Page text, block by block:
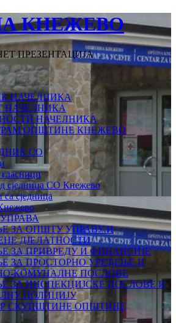
КНЕЖЕВО
ПРЕЗЕНТАЦИЈА
НАЧЕЛНИКА
НАЧЕЛНИКА
НАЧЕЛНИКА
ОПШТИНЕ КНЕЖЕВО
СО
сједница СО Кнежево
са сједница
ЗА ОПШТУ УПРАВУ И
ДЈЕЛАТНОСТИ
ЗА ПРИВРЕДУ И ФИНАНСИЈЕ
ЗА ПРОСТОРНО УРЕЂЕЊЕ И
КОМУНАЛНЕ ПОСЛОВЕ
ЗА ИНСПЕКЦИЈСКЕ ПОСЛОВЕ И
ПОЛИЦИЈУ
СКУПШТИНЕ ОПШТИНЕ